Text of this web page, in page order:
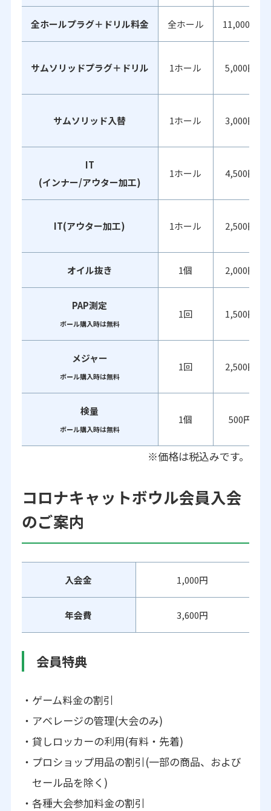
全ホールプラグ＋ドリル料金 全ホール 11,000円
サムソリッドプラグ＋ドリル 1ホール 5,000円
サムソリッド入替 1ホール 3,000円
IT
(インナー/アウター加工)
1ホール 4,500円
IT(アウター加工) 1ホール 2,500円
オイル抜き 1個 2,000円
PAP測定
ボール購入時は無料
1回 1,500円
メジャー
ボール購入時は無料
1回 2,500円
検量
ボール購入時は無料
1個 500円
※価格は税込みです。
コロナキャットボウル会員入会
のご案内
入会金 1,000円
年会費 3,600円
会員特典
ゲーム料金の割引
アベレージの管理(大会のみ)
貸しロッカーの利用(有料・先着)
プロショップ用品の割引(一部の商品、および
セール品を除く)
各種大会参加料金の割引